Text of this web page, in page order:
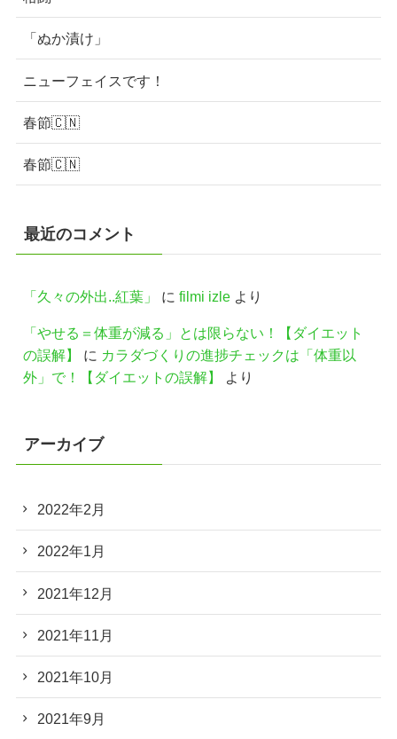
「ぬか漬け」
ニューフェイスです！
春節🇨🇳
春節🇨🇳
最近のコメント
「久々の外出..紅葉」 に filmi izleより
「やせる＝体重が減る」とは限らない！【ダイエット
の誤解】
に カラダづくりの進捗チェックは「体重以
外」で！【ダイエットの誤解】
より
アーカイブ
2022年2月
2022年1月
2021年12月
2021年11月
2021年10月
2021年9月